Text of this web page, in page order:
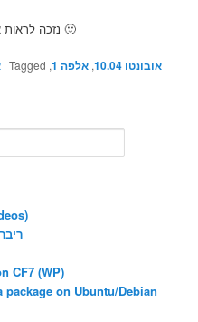
נזכה לראות את האלפה הראשונה “כבר” בדצמבר 🙂
|Tagged אובונטו 10.04 , אלפה 1 ,
CF7 (WP)
on Ubuntu/Debian